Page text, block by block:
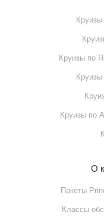
Круизы по
Круизы по
О
Пакеты
Классы